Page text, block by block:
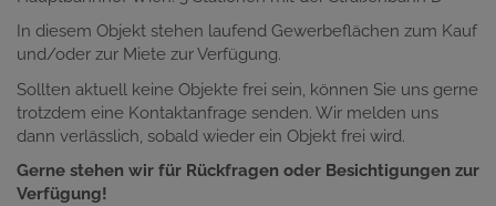
In diesem Objekt stehen laufend Gewerbeflächen zum Kauf
und/oder zur Miete zur Verfügung.
Sollten aktuell keine Objekte frei sein, können Sie uns gerne
trotzdem eine Kontaktanfrage senden. Wir melden uns
dann verlässlich, sobald wieder ein Objekt frei wird.
Gerne stehen wir für Rückfragen oder Besichtigungen zur
Verfügung!